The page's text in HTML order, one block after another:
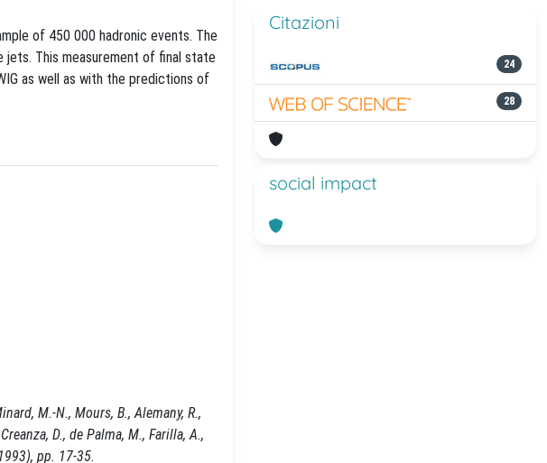
of 450 000 hadronic events. The
This measurement of final state
as well as with the predictions of
M.-N., Mours, B., Alemany, R.,
D., de Palma, M., Farilla, A.,
pp. 17-35.
Citazioni
24
28
social impact